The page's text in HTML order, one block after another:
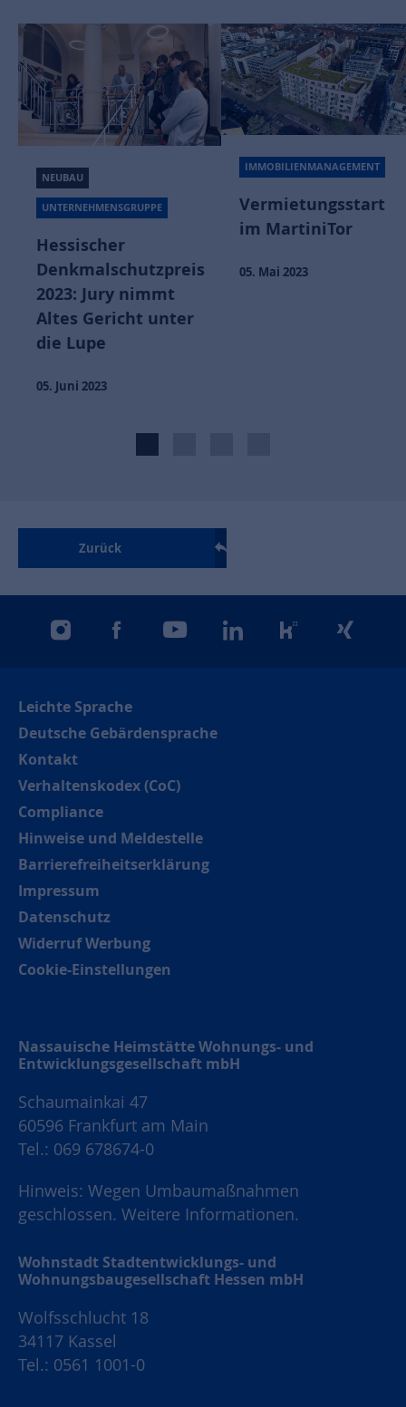
NEUBAU
UNTERNEHMENSGRUPPE
Hessischer
Denkmalschutzpreis
2023: Jury nimmt
Altes Gericht unter
die Lupe
05. Juni 2023
IMMOBILIENMANAGEMENT
Vermietungsstart
im MartiniTor
05. Mai 2023
Zurück
instagramfacebookyoutubelinkedinkununuxing
Leichte Sprache
Deutsche Gebärdensprache
Kontakt
Verhaltenskodex (CoC)
Compliance
Hinweise und Meldestelle
Barrierefreiheitserklärung
Impressum
Datenschutz
Widerruf Werbung
Cookie-Einstellungen
Nassauische Heimstätte Wohnungs- und
Entwicklungsgesellschaft mbH
Schaumainkai 47
60596 Frankfurt am Main
Tel.: 069 678674-0
Hinweis: Wegen Umbaumaßnahmen
geschlossen. Weitere Informationen.
Wohnstadt Stadtentwicklungs- und
Wohnungsbaugesellschaft Hessen mbH
Wolfsschlucht 18
34117 Kassel
Tel.: 0561 1001-0